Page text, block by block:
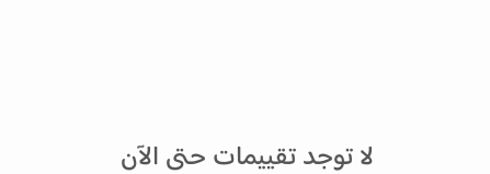
لا توجد تقييمات حتى الآن